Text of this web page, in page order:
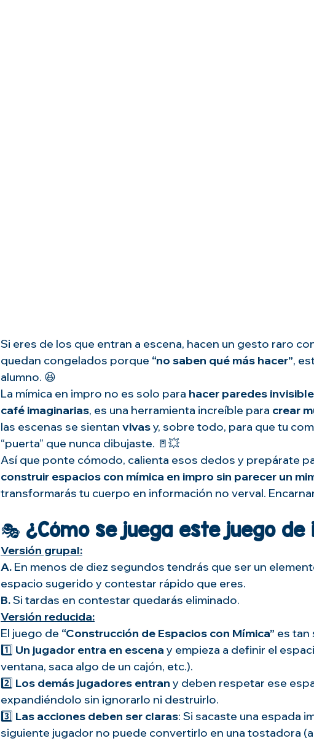
Si eres de los que entran a escena, hacen un gesto raro
quedan congelados porque “no saben qué más hacer”,
alumno. 😆
La mímica en impro no es solo para hacer paredes
café imaginarias, es una herramienta increíble para crear
las escenas se sientan vivas y, sobre todo, para que tu
“puerta” que nunca dibujaste. 🚪💥
Así que ponte cómodo, calienta esos dedos y prepárate
construir espacios con mímica en impro sin parecer un
transformarás tu cuerpo en información no verval.
🎭 ¿Cómo se juega este juego de
Versión grupal:
A. En menos de diez segundos tendrás que ser un
espacio sugerido y contestar rápido que eres.
B. Si tardas en contestar quedarás eliminado.
Versión reducida:
El juego de “Construcción de Espacios con Mímica” es tan
1️⃣ Un jugador entra en escena y empieza a definir el
ventana, saca algo de un cajón, etc.).
2️⃣ Los demás jugadores entran y deben respetar ese
expandiéndolo sin ignorarlo ni destruirlo.
3️⃣ Las acciones deben ser claras: Si sacaste una espada
siguiente jugador no puede convertirlo en una tostadora